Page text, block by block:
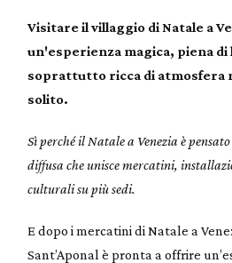
Visitare il villaggio di Natale a
un'esperienza magica, piena di
soprattutto ricca di atmosfera
solito.
Sì perché il Natale a Venezia è pensato
diffusa che unisce mercatini,
culturali su più sedi.
E dopo i mercatini di Natale a
Sant’Aponal è pronta a offrire